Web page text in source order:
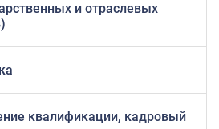
и отраслевых
квалификации, кадровый